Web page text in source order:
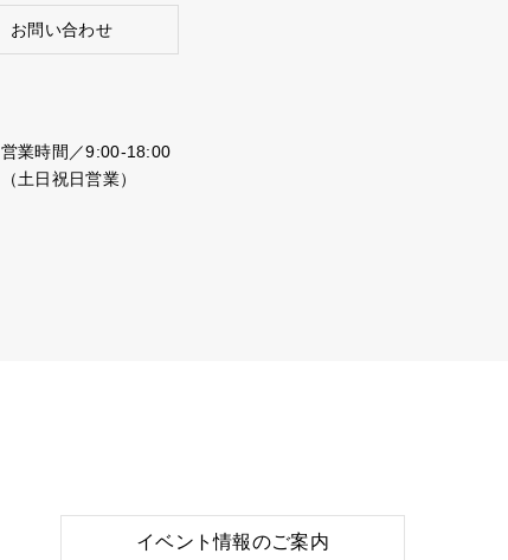
お問い合わせ
営業時間／9:00-18:00
（土日祝日営業）
イベント情報のご案内